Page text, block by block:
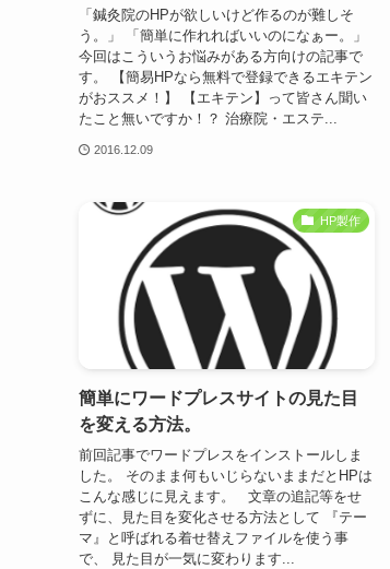
「鍼灸院のHPが欲しいけど作るのが難しそ
う。」 「簡単に作れればいいのになぁー。」
今回はこういうお悩みがある方向けの記事で
す。 【簡易HPなら無料で登録できるエキテン
がおススメ！】 【エキテン】って皆さん聞い
たこと無いですか！？ 治療院・エステ...
2016.12.09
HP製作
簡単にワードプレスサイトの見た目
を変える方法。
前回記事でワードプレスをインストールしま
した。 そのまま何もいじらないままだとHPは
こんな感じに見えます。 文章の追記等をせ
ずに、見た目を変化させる方法として 『テー
マ』と呼ばれる着せ替えファイルを使う事
で、 見た目が一気に変わります...